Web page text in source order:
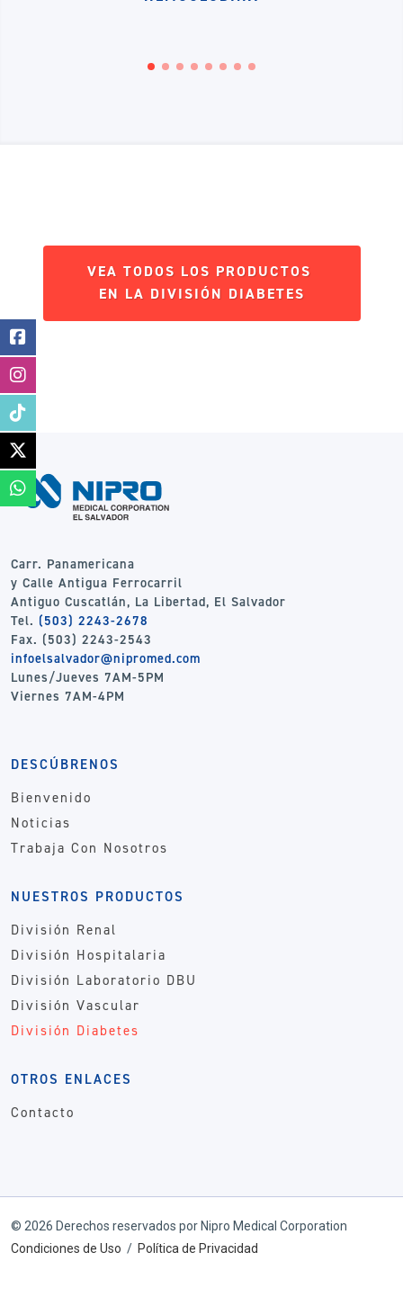
VEA TODOS LOS PRODUCTOS
EN LA DIVISIÓN DIABETES
Carr. Panamericana
y Calle Antigua Ferrocarril
Antiguo Cuscatlán, La Libertad, El Salvador
Tel. (503) 2243-2678
Fax. (503) 2243-2543
infoelsalvador@nipromed.com
Lunes/Jueves 7AM-5PM
Viernes 7AM-4PM
DESCÚBRENOS
Bienvenido
Noticias
Trabaja Con Nosotros
NUESTROS PRODUCTOS
División Renal
División Hospitalaria
División Laboratorio DBU
División Vascular
División Diabetes
OTROS ENLACES
Contacto
© 2026 Derechos reservados por Nipro Medical Corporation
Condiciones de Uso / Política de Privacidad